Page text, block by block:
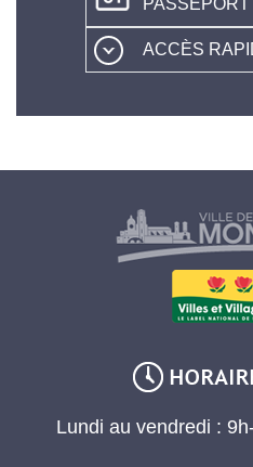
PASSEPORT
ACCÈS
Lundi au vendredi :